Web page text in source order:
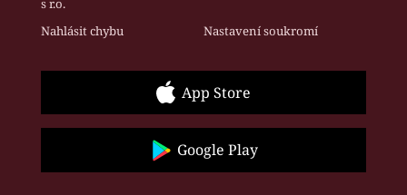
s r.o.
Nahlásit chybu Nastavení soukromí
App Store
Google Play